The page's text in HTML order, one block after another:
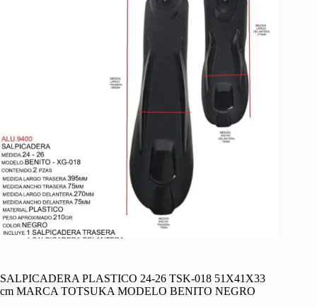
SALPICADERA PLASTICO 24-26 TSK-018 51X41X33
cm MARCA TOTSUKA MODELO BENITO NEGRO